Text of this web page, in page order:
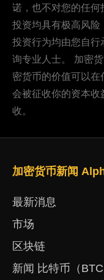
诺，也不对您的任
投资均具有极高风
投资行为均由您自
询专业人士。 加密
密货币的价值可以
会被征收你的资本收
收。
加密货币新闻
最新消息
市场
区块链
新闻 比特币（BTC